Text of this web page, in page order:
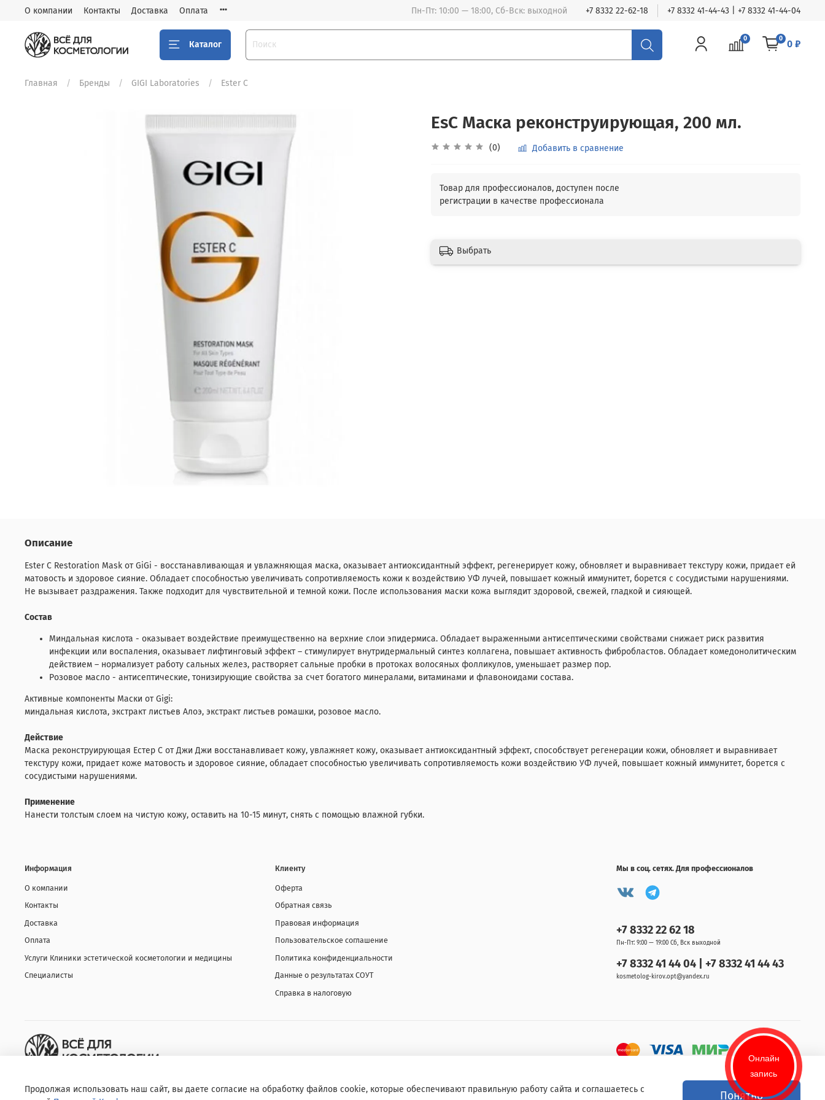
О компании Контакты Доставка Оплата Пн-Пт: 10:00 — 18:00, Сб-Вск: выходной +7 8332 22-62-18 +7 8332 41-44-43 | +7 8332 41-44-04
Каталог
0 0 0 ₽
Главная Бренды GIGI Laboratories Ester C
EsC Маска реконструирующая, 200 мл.
(0) Добавить в сравнение
Выбрать
Описание
Ester C Restoration Mask от GiGi - восстанавливающая и увлажняющая маска, оказывает антиоксидантный эффект, регенерирует кожу, обновляет и выравнивает текстуру кожи, придает ей
матовость и здоровое сияние. Обладает способностью увеличивать сопротивляемость кожи к воздействию УФ лучей, повышает кожный иммунитет, борется с сосудистыми нарушениями.
Не вызывает раздражения. Также подходит для чувствительной и темной кожи. После использования маски кожа выглядит здоровой, свежей, гладкой и сияющей.
Состав
Миндальная кислота - оказывает воздействие преимущественно на верхние слои эпидермиса. Обладает выраженными антисептическими свойствами снижает риск развития
инфекции или воспаления, оказывает лифтинговый эффект – стимулирует внутридермальный синтез коллагена, повышает активность фибробластов. Обладает комедонолитическим
действием – нормализует работу сальных желез, растворяет сальные пробки в протоках волосяных фолликулов, уменьшает размер пор.
Розовое масло - антисептические, тонизирующие свойства за счет богатого минералами, витаминами и флавоноидами состава.
Активные компоненты Маски от Gigi:
миндальная кислота, экстракт листьев Алоэ, экстракт листьев ромашки, розовое масло.
Действие
Маска реконструирующая Естер С от Джи Джи восстанавливает кожу, увлажняет кожу, оказывает антиоксидантный эффект, способствует регенерации кожи, обновляет и выравнивает
текстуру кожи, придает коже матовость и здоровое сияние, обладает способностью увеличивать сопротивляемость кожи воздействию УФ лучей, повышает кожный иммунитет, борется с
сосудистыми нарушениями.
Применение
Нанести толстым слоем на чистую кожу, оставить на 10-15 минут, снять с помощью влажной губки.
Информация
О компании
Контакты
Доставка
Оплата
Услуги Клиники эстетической косметологии и медицины
Специалисты
Клиенту
Оферта
Обратная связь
Правовая информация
Пользовательское соглашение
Политика конфиденциальности
Данные о результатах СОУТ
Справка в налоговую
Мы в соц. сетях. Для профессионалов
+7 8332 22 62 18
Пн-Пт: 9:00 — 19:00 Сб, Вск выходной
+7 8332 41 44 04 | +7 8332 41 44 43
kosmetolog-kirov.opt@yandex.ru
Продолжая использовать наш сайт, вы даете согласие на обработку файлов cookie, которые обеспечивают правильную работу сайта и соглашаетесь с
Понятно
Онлайн
запись